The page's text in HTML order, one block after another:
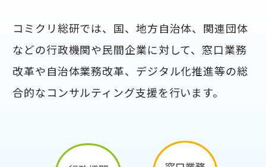
コミクリ総研では、国、地方自治体、関連団体
などの行政機関や民間企業に対して、窓口業務
改革や自治体業務改革、デジタル化推進等の総
合的なコンサルティング支援を行います。